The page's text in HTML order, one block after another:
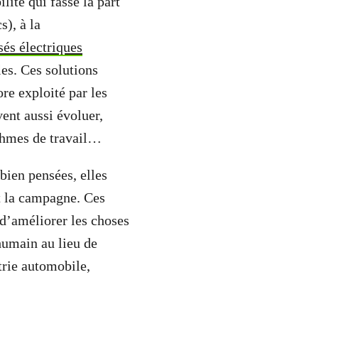
à la
électriques
Ces solutions
exploité par les
aussi évoluer,
de travail…
pensées, elles
campagne. Ces
les choses
au lieu de
automobile,